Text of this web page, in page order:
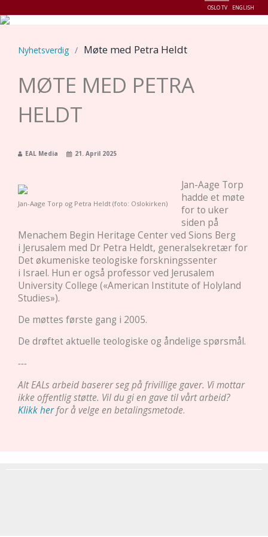
OSLO TV ENGLISH
Nyhetsverdig / Møte med Petra Heldt
MØTE MED PETRA
HELDT
EAL Media 21. April 2025
Jan-Aage Torp og Petra Heldt (foto: Oslokirken)
Jan-Aage Torp
hadde et møte
for to uker
siden på
Menachem Begin Heritage Center ved Sions Berg
i Jerusalem med Dr Petra Heldt, generalsekretær for
Det økumeniske teologiske forskningssenter
i Israel. Hun er også professor ved Jerusalem
University College («American Institute of Holyland
Studies»).
De møttes første gang i 2005.
De drøftet aktuelle teologiske og åndelige spørsmål.
---
Alt EALs arbeid baserer seg på frivillige gaver. Vi mottar
ikke offentlig støtte. Vil du gi en gave til vårt arbeid?
Klikk herfor å velge en betalingsmetode.